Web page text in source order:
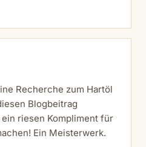
Recherche zum Hartöl
Blogbeitrag
riesen Kompliment für
Ein Meisterwerk.